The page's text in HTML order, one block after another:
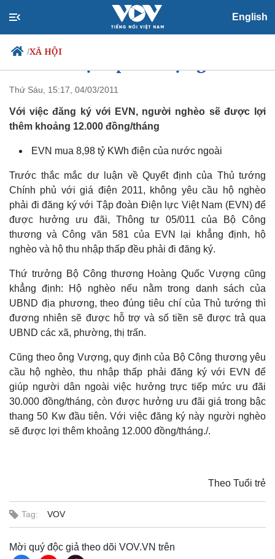
English
/XÃ HỘI
Chính trị
Đảng
Tổ chức nhân sự
Nhận diện sự thật
Xã hội
Tin 24h
Dự báo thời tiết
Dấu ấn VOV
Việc làm
Biển đảo
Thứ Sáu, 15:17, 04/03/2011
Với việc đăng ký với EVN, người nghèo sẽ được lợi
thêm khoảng 12.000 đồng/tháng
EVN mua 8,98 tỷ KWh điện của nước ngoài
Trước thắc mắc dư luận về Quyết định của Thủ tướng
Chính phủ với giá điện 2011, không yêu cầu hộ nghèo
phải đi đăng ký với Tập đoàn Điện lực Việt Nam (EVN) để
được hưởng ưu đãi, Thông tư 05/011 của Bộ Công
thương và Công văn 581 của EVN lại khẳng định, hộ
nghèo và hộ thu nhập thấp đều phải đi đăng ký.
Thứ trưởng Bộ Công thương Hoàng Quốc Vượng cũng
khẳng định: Hộ nghèo nếu nằm trong danh sách của
UBND địa phương, theo đúng tiêu chí của Thủ tướng thì
đương nhiên sẽ được hỗ trợ và số tiền sẽ được trả qua
UBND các xã, phường, thị trấn.
Cũng theo ông Vượng, quy định của Bộ Công thương yêu
cầu hộ nghèo, thu nhập thấp phải đăng ký với EVN để
giúp người dân ngoài việc hưởng trực tiếp mức ưu đãi
30.000 đồng/tháng, còn được hưởng ưu đãi giá trong bậc
thang 50 Kw đầu tiên. Với việc đăng ký này người nghèo
sẽ được lợi thêm khoảng 12.000 đồng/tháng./.
Theo Tuổi trẻ
Tag: VOV
Mời quý độc giả theo dõi VOV.VN trên